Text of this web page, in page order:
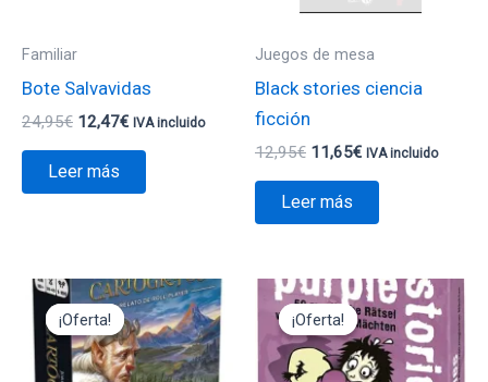
Familiar
Bote Salvavidas
24,95€ 12,47€ IVA incluido
Leer más
Juegos de mesa
Black stories ciencia
ficción
12,95€ 11,65€ IVA incluido
Leer más
¡Oferta!
¡Oferta!
precio
original
era:
19,95€.
El
precio
actual
es:
17,95€.
¡Oferta!
¡Oferta!
El
precio
original
era:
12,95€.
El
precio
actual
es:
11,65€.